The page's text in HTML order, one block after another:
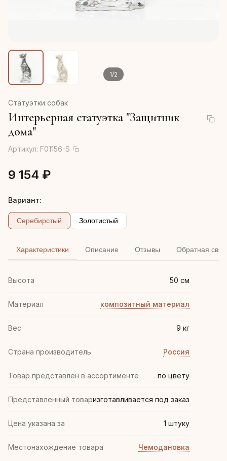
1/2
Статуэтки собак
Интерьерная статуэтка "Защитник
дома"
Артикул: F01156-S
9 154 ₽
Вариант:
Серебирстый Золотистый
Характеристики Описание Отзывы Обратная
Высота 50 см
Материал композитный материал
Вес 9 кг
Страна производитель Россия
Товар представлен в ассортименте по цвету
Представленный товаризготавливается под заказ
Цена указана за 1 штуку
Местонахождение товара Чемодановка